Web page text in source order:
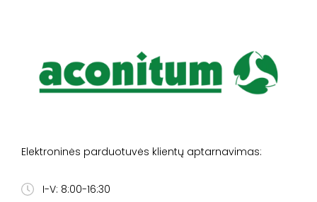
Elektroninės parduotuvės klientų aptarnavimas:
I-V: 8:00-16:30